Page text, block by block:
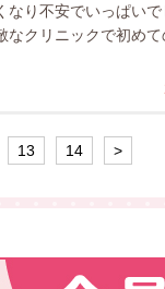
り不安でいっぱい
なクリニックで初め
13 14 >